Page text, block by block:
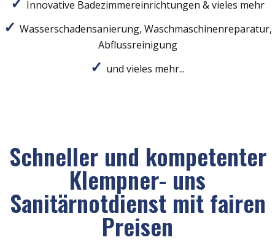
Innovative Badezimmereinrichtungen & vieles mehr
Wasserschadensanierung, Waschmaschinenreparatur,
Abflussreinigung
und vieles mehr...
Schneller und kompetenter
Klempner- uns
Sanitärnotdienst mit fairen
Preisen